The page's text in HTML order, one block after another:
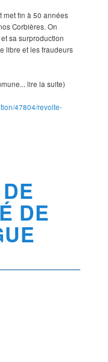
met fin à 50 années
Corbières. On
sa surproduction
libre et les fraudeurs
lire la suite)
47804/revolte-
DE